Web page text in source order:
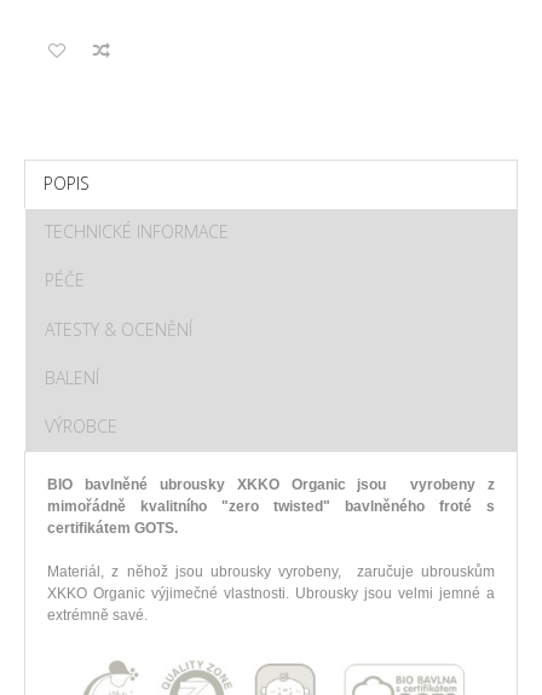
POPIS
TECHNICKÉ INFORMACE
PÉČE
ATESTY & OCENĚNÍ
BALENÍ
VÝROBCE
BIO bavlněné ubrousky XKKO Organic jsou vyrobeny z
mimořádně kvalitního "zero twisted" bavlněného froté s
certifikátem GOTS.
Materiál, z něhož jsou ubrousky vyrobeny, zaručuje ubrouskům
XKKO Organic výjimečné vlastnosti. Ubrousky jsou velmi jemné a
extrémně savé.